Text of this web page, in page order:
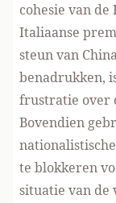
cohesie van de
Italiaanse
steun van
benadrukken,
frustratie over
Bovendien
te blokkeren
situatie van de